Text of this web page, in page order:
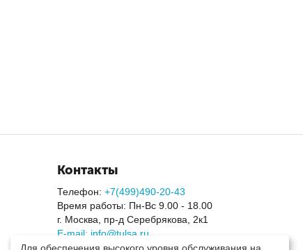
Контакты
Телефон:+7(499)490-20-43
Время работы: Пн-Вс 9.00 - 18.00
г. Москва, пр-д Серебрякова, 2к1
E-mail: info@tulsa.ru